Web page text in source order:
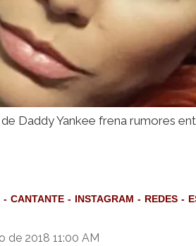
Daddy Yankee frena rumores
CANTANTE INSTAGRAM REDES
de 2018 11:00 AM